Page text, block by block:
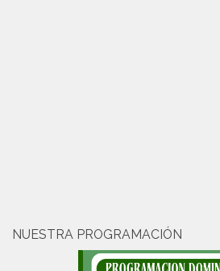
NUESTRA PROGRAMACIÓN